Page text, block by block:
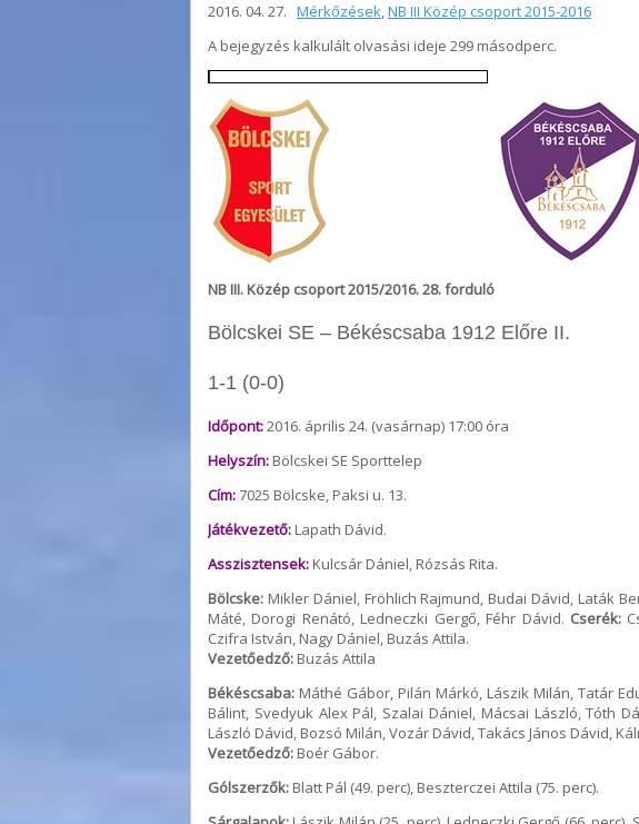
2016. 04. 27. Mérkőzések,NB III Közép csoport 2015-2016
A bejegyzés kalkulált olvasási ideje 299 másodperc.
NB III. Közép csoport 2015/2016. 28. forduló
Bölcskei SE – Békéscsaba 1912 Előre II.
1-1 (0-0)
Időpont:2016. április 24. (vasárnap) 17:00 óra
Helyszín: Bölcskei SE Sporttelep
Cím:7025 Bölcske, Paksi u. 13.
Játékvezető: Lapath Dávid.
Asszisztensek: Kulcsár Dániel, Rózsás Rita.
Bölcske: Mikler Dániel, Fröhlich Rajmund, Budai Dávid, Laták
Máté, Dorogi Renátó, Ledneczki Gergő, Féhr Dávid. Cserék:
Czifra István, Nagy Dániel, Buzás Attila.
Vezetőedző: Buzás Attila
Békéscsaba: Máthé Gábor, Pilán Márkó, Lászik Milán, Tatár
Bálint, Svedyuk Alex Pál, Szalai Dániel, Mácsai László, Tóth
László Dávid, Bozsó Milán, Vozár Dávid, Takács János Dávid,
Vezetőedző: Boér Gábor.
Gólszerzők: Blatt Pál (49. perc), Beszterczei Attila (75. perc).